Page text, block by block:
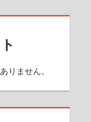
りません。